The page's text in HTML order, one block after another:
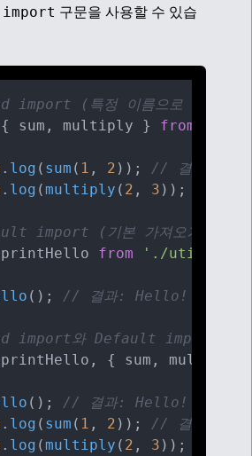
import 구문을 사용할 수 있습
import (특정 이름으로 가져오
{ sum, multiply } from
. log ( sum ( 1 , 2 )); // 결과: 3
. log (multiply ( 2 , 3 ));
import (기본 가져오기)
printHello from './utils.js'
(); // 결과: Hello!
import와 Default import를 함
printHello, { sum,
(); // 결과: Hello!
. log ( sum ( 1 , 2 )); // 결과: 3
. log (multiply ( 2 , 3 ));